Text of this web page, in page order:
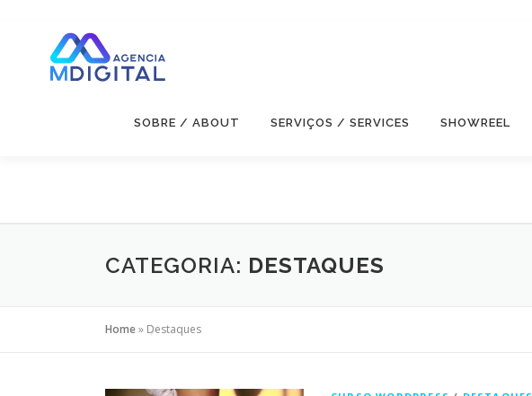
SOBRE / ABOUT SERVIÇOS / SERVICES SHOWREEL
CATEGORIA: DESTAQUES
Home» Destaques